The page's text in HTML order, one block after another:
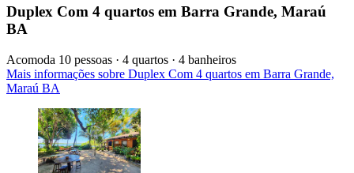
Duplex Com 4 quartos em Barra Grande, Maraú
BA
Acomoda 10 pessoas · 4 quartos · 4 banheiros
Mais informações sobre Duplex Com 4 quartos em Barra Grande,
Maraú BA